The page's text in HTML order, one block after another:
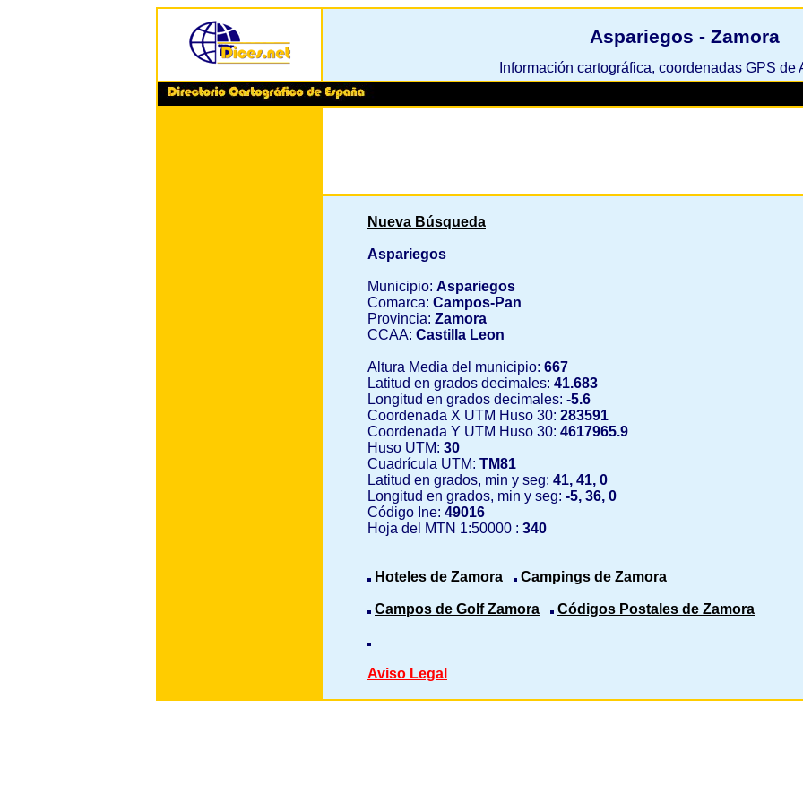
Aspariegos - Zamora
Información cartográfica, coordenadas GPS de
Nueva Búsqueda
Aspariegos
Municipio: Aspariegos
Comarca: Campos-Pan
Provincia: Zamora
CCAA: Castilla Leon
Altura Media del municipio: 667
Latitud en grados decimales: 41.683
Longitud en grados decimales: -5.6
Coordenada X UTM Huso 30: 283591
Coordenada Y UTM Huso 30: 4617965.9
Huso UTM: 30
Cuadrícula UTM: TM81
Latitud en grados, min y seg: 41, 41, 0
Longitud en grados, min y seg: -5, 36, 0
Código Ine: 49016
Hoja del MTN 1:50000 : 340
Hoteles de Zamora Campings de Zamora
Campos de Golf Zamora Códigos Postales de Zamora
Aviso Legal